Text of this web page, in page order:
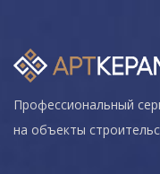
Профессиональный
на объекты